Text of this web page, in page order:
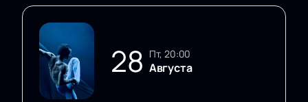
28 пт, 20:00
Августа